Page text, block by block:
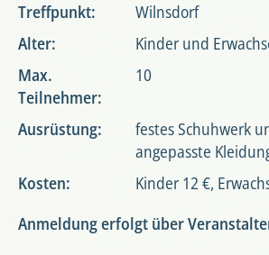
Treffpunkt:
Wilnsdorf
Alter:
Kinder und
Max.
Teilnehmer:
10
Ausrüstung:
festes Schuhwerk
angepasste
Kosten:
Kinder 12 €,
Anmeldung erfolgt über